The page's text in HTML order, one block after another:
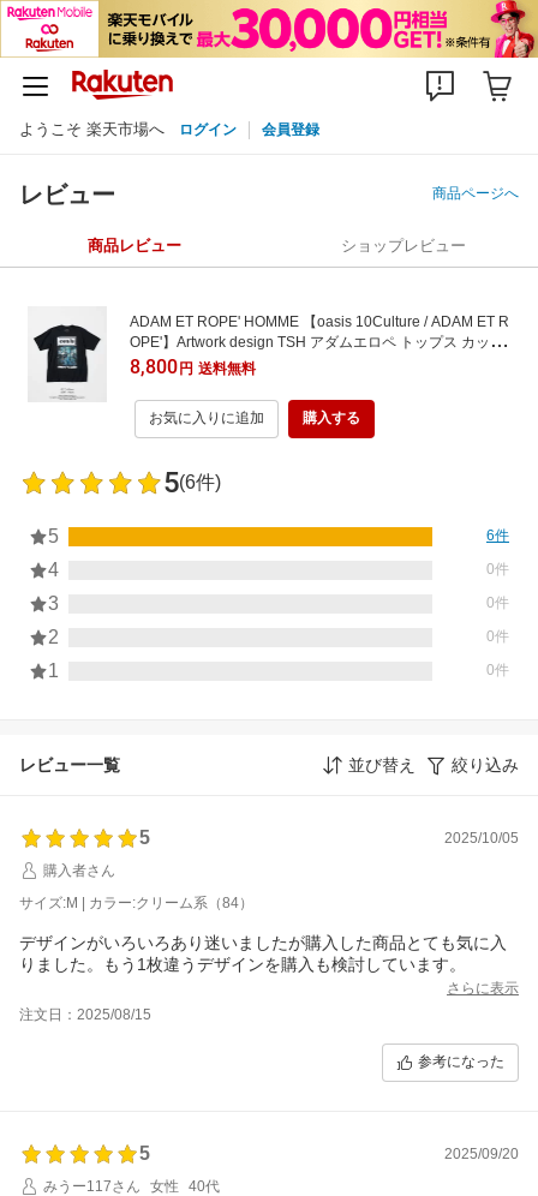
ようこそ 楽天市場へ ログイン 会員登録
レビュー 商品ページへ
商品レビュー ショップレビュー
ADAM ET ROPE' HOMME 【oasis 10Culture / ADAM ET R
OPE'】Artwork design TSH アダムエロペ トップス カットソ
ー・Tシャツ ホワイト イエロー ブラウン ブラック グレー
グリーン ブルー ネイビー【送料無料】
8,800円 送料無料
お気に入りに追加 購入する
5(6件)
5 6件
4 0件
3 0件
2 0件
1 0件
レビュー一覧 並び替え 絞り込み
5
2025/10/05
購入者さん
サイズ:M | カラー:クリーム系（84）
デザインがいろいろあり迷いましたが購入した商品とても気に入
りました。もう1枚違うデザインを購入も検討しています。
さらに表示
注文日：2025/08/15
参考になった
5
2025/09/20
みうー117さん
女性
40代